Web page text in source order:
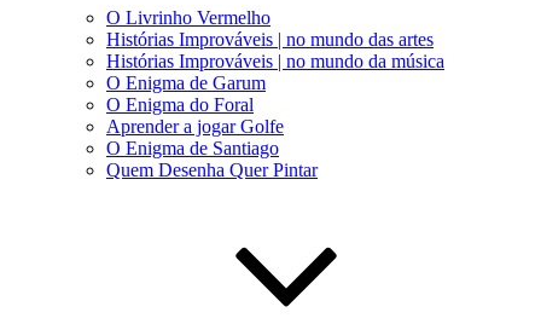
O Livrinho Vermelho
Histórias Improváveis | no mundo das artes
Histórias Improváveis | no mundo da música
O Enigma de Garum
O Enigma do Foral
Aprender a jogar Golfe
O Enigma de Santiago
Quem Desenha Quer Pintar